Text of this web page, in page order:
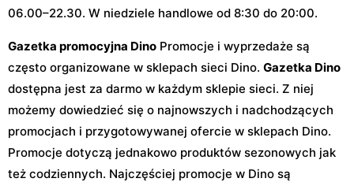
06.00–22.30. W niedziele handlowe od 8:30 do 20:00.
Gazetka promocyjna Dino Promocje i wyprzedaże są
często organizowane w sklepach sieci Dino. Gazetka Dino
dostępna jest za darmo w każdym sklepie sieci. Z niej
możemy dowiedzieć się o najnowszych i nadchodzących
promocjach i przygotowywanej ofercie w sklepach Dino.
Promocje dotyczą jednakowo produktów sezonowych jak
też codziennych. Najczęściej promocje w Dino są